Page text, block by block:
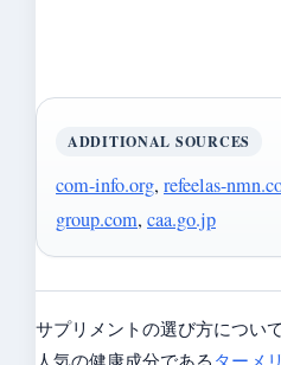
ADDITIONAL SOURCES
com-info.org, refeelas-
group.com, caa.go.jp
サプリメントの選び方について
人気の健康成分である ターメ